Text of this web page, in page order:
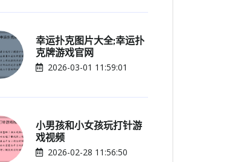
幸运扑克图片大全;幸运扑
克牌游戏官网
2026-03-01 11:59:01
小男孩和小女孩玩打针游
戏视频
2026-02-28 11:56:50